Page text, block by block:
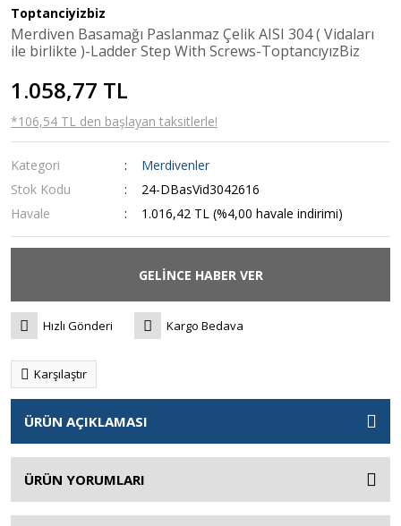
Toptanciyizbiz
Merdiven Basamağı Paslanmaz Çelik AISI 304 ( Vidaları
ile birlikte )-Ladder Step With Screws-ToptancıyızBiz
1.058,77 TL
*106,54 TL den başlayan taksitlerle!
Kategori
Merdivenler
Stok Kodu
24-DBasVid3042616
Havale
1.016,42 TL (%4,00 havale indirimi)
GELİNCE HABER VER
Hızlı Gönderi Kargo Bedava
Karşılaştır
ÜRÜN AÇIKLAMASI
ÜRÜN YORUMLARI